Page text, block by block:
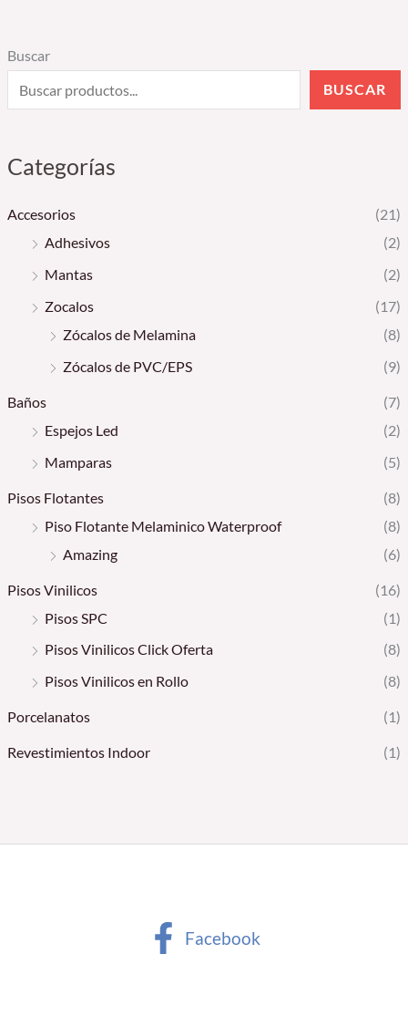
Buscar
BUSCAR
Categorías
Accesorios
(21)
Adhesivos
(2)
Mantas
(2)
Zocalos
(17)
Zócalos de Melamina
(8)
Zócalos de PVC/EPS
(9)
Baños
(7)
Espejos Led
(2)
Mamparas
(5)
Pisos Flotantes
(8)
Piso Flotante Melaminico Waterproof
(8)
Amazing
(6)
Pisos Vinilicos
(16)
Pisos SPC
(1)
Pisos Vinilicos Click Oferta
(8)
Pisos Vinilicos en Rollo
(8)
Porcelanatos (1)
Revestimientos Indoor (1)
Facebook